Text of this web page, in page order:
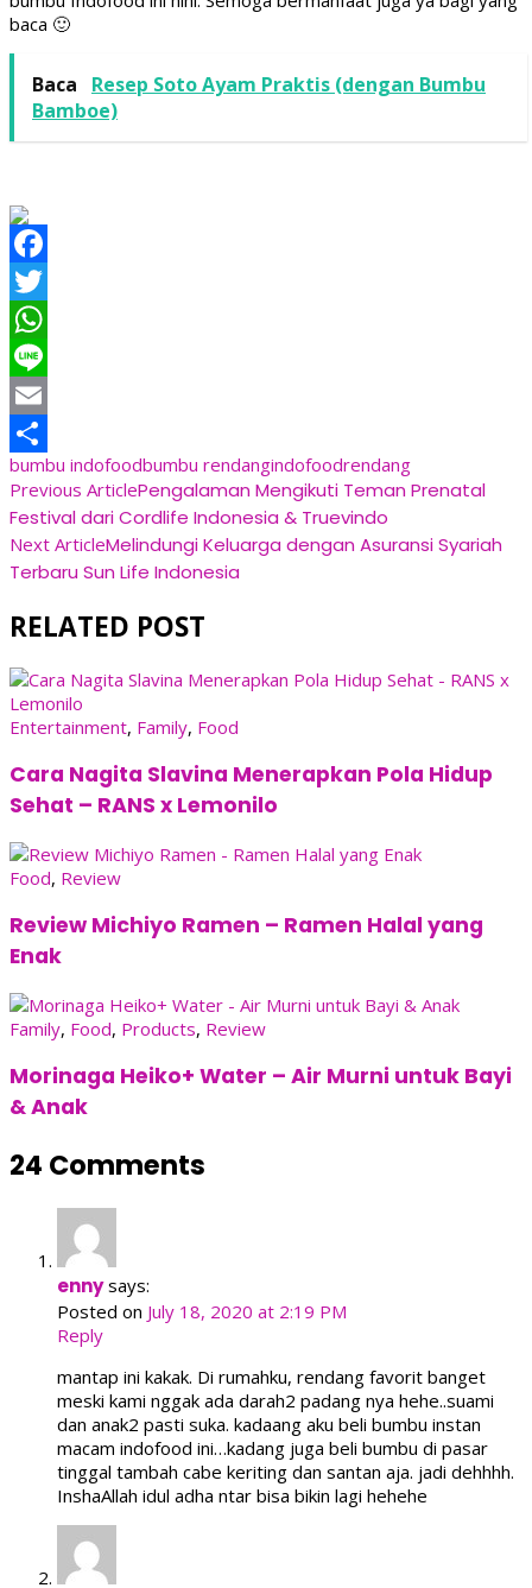
baca 🙂
Baca
Resep Soto Ayam Praktis (dengan Bumbu
Bamboe)
Facebook
Twitter
WhatsApp
Line
Email
Share
bumbu indofoodbumbu rendangindofoodrendang
Post
Navigation
Previous ArticlePengalaman Mengikuti Teman Prenatal
Festival dari Cordlife Indonesia & Truevindo
Next ArticleMelindungi Keluarga dengan Asuransi Syariah
Terbaru Sun Life Indonesia
RELATED POST
Entertainment, Family, Food
Cara Nagita Slavina Menerapkan Pola Hidup
Sehat – RANS x Lemonilo
Food, Review
Review Michiyo Ramen – Ramen Halal yang
Enak
Family, Food, Products, Review
Morinaga Heiko+ Water – Air Murni untuk Bayi
& Anak
24 Comments
enny says:
Posted on July 18, 2020 at 2:19 PM
Reply
mantap ini kakak. Di rumahku, rendang favorit banget
meski kami nggak ada darah2 padang nya hehe..suami
dan anak2 pasti suka. kadaang aku beli bumbu instan
macam indofood ini…kadang juga beli bumbu di pasar
tinggal tambah cabe keriting dan santan aja. jadi dehhhh.
InshaAllah idul adha ntar bisa bikin lagi hehehe